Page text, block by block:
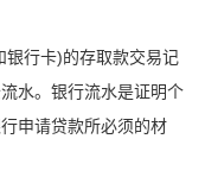
银行卡)的存取款交易记
水。银行流水是证明个
申请贷款所必须的材